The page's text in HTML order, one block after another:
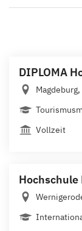
DIPLOMA
Vollzeit
Hochschule